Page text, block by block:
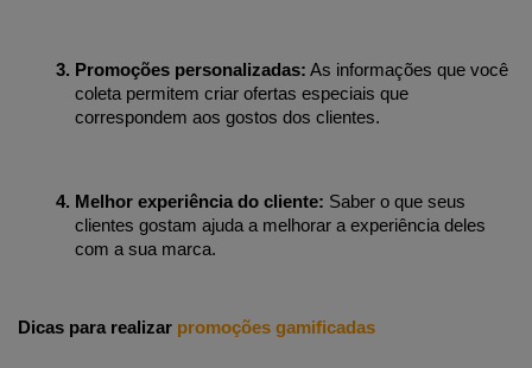
Promoções personalizadas: As informações que você
coleta permitem criar ofertas especiais que
correspondem aos gostos dos clientes.
Melhor experiência do cliente: Saber o que seus
clientes gostam ajuda a melhorar a experiência deles
com a sua marca.
Dicas para realizar promoções gamificadas